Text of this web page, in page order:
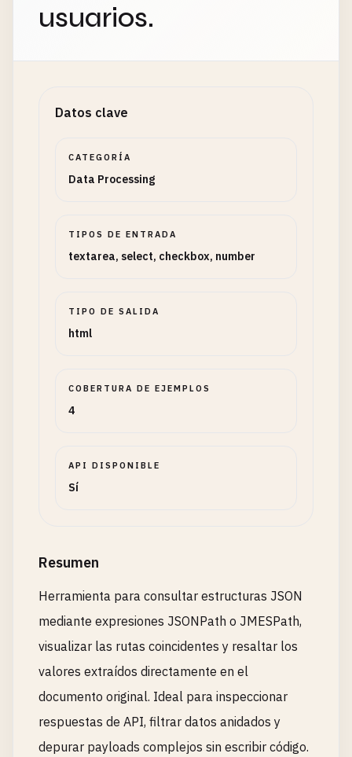
usuarios.
Datos clave
CATEGORÍA
Data Processing
TIPOS DE ENTRADA
textarea, select, checkbox, number
TIPO DE SALIDA
html
COBERTURA DE EJEMPLOS
4
API DISPONIBLE
Sí
Resumen
Herramienta para consultar estructuras JSON
mediante expresiones JSONPath o JMESPath,
visualizar las rutas coincidentes y resaltar los
valores extraídos directamente en el
documento original. Ideal para inspeccionar
respuestas de API, filtrar datos anidados y
depurar payloads complejos sin escribir código.